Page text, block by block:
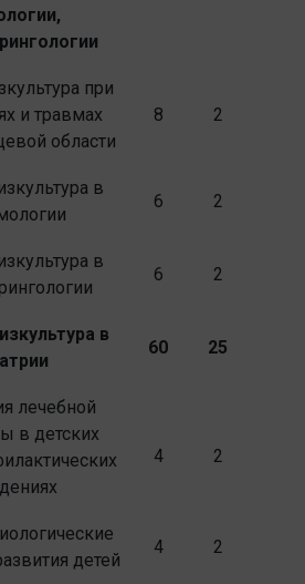
при
и травмах
области
8 2
в
6 2
в
6 2
в
60 25
лечебной
в детских
4 2
детей
4 2